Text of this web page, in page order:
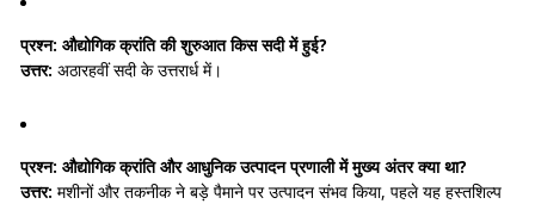
प्रश्न: औद्योगिक क्रांति की शुरुआत किस सदी में हुई?
उत्तर: अठारहवीं सदी के उत्तरार्ध में।
प्रश्न: औद्योगिक क्रांति और आधुनिक उत्पादन प्रणाली में मुख्य अंतर क्या था?
उत्तर: मशीनों और तकनीक ने बड़े पैमाने पर उत्पादन संभव किया, पहले यह हस्तशिल्प